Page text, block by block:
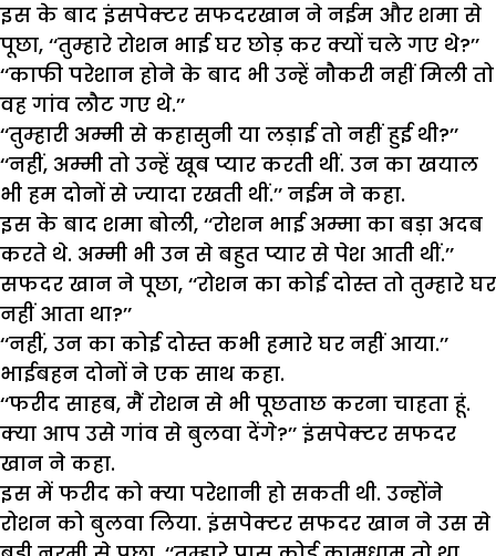
इस के बाद इंसपेक्टर सफदरखान ने नईम और शमा से
पूछा, ‘‘तुम्हारे रोशन भाई घर छोड़ कर क्यों चले गए थे?’’
‘‘काफी परेशान होने के बाद भी उन्हें नौकरी नहीं मिली तो
वह गांव लौट गए थे.’’
‘‘तुम्हारी अम्मी से कहासुनी या लड़ाई तो नहीं हुई थी?’’
‘‘नहीं, अम्मी तो उन्हें खूब प्यार करती थीं. उन का खयाल
भी हम दोनों से ज्यादा रखती थीं.’’ नईम ने कहा.
इस के बाद शमा बोली, ‘‘रोशन भाई अम्मा का बड़ा अदब
करते थे. अम्मी भी उन से बहुत प्यार से पेश आती थीं.’’
सफदर खान ने पूछा, ‘‘रोशन का कोई दोस्त तो तुम्हारे घर
नहीं आता था?’’
‘‘नहीं, उन का कोई दोस्त कभी हमारे घर नहीं आया.’’
भाईबहन दोनों ने एक साथ कहा.
‘‘फरीद साहब, मैं रोशन से भी पूछताछ करना चाहता हूं.
क्या आप उसे गांव से बुलवा देंगे?’’ इंसपेक्टर सफदर
खान ने कहा.
इस में फरीद को क्या परेशानी हो सकती थी. उन्होंने
रोशन को बुलवा लिया. इंसपेक्टर सफदर खान ने उस से